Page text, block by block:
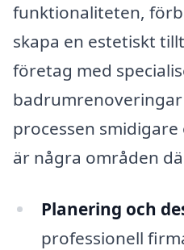
funktionaliteten,
skapa en estetiskt
företag med
processen
är några områden
Planering och
professionell